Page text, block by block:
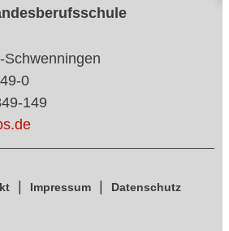
Schwenningen
0
149
Impressum Datenschutz